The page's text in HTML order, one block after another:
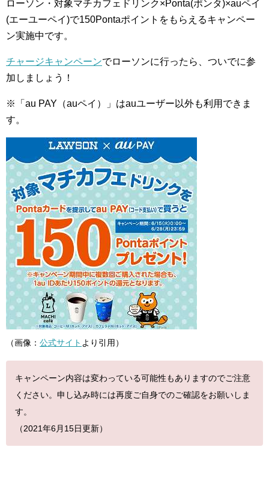
ローソン・対象マチカフェドリンク×Ponta(ポンタ)×auペイ
(エーユーペイ)で150Pontaポイントをもらえるキャンペー
ン実施中です。
チャージキャンペーンでローソンに行ったら、ついでに参
加しましょう！
※「au PAY（auペイ）」はauユーザー以外も利用できま
す。
（画像： 公式サイト より引用）
キャンペーン内容は変わっている可能性もありますのでご注意
ください。申し込み時には再度ご自身でのご確認をお願いしま
す。
（2021年6月15日更新）